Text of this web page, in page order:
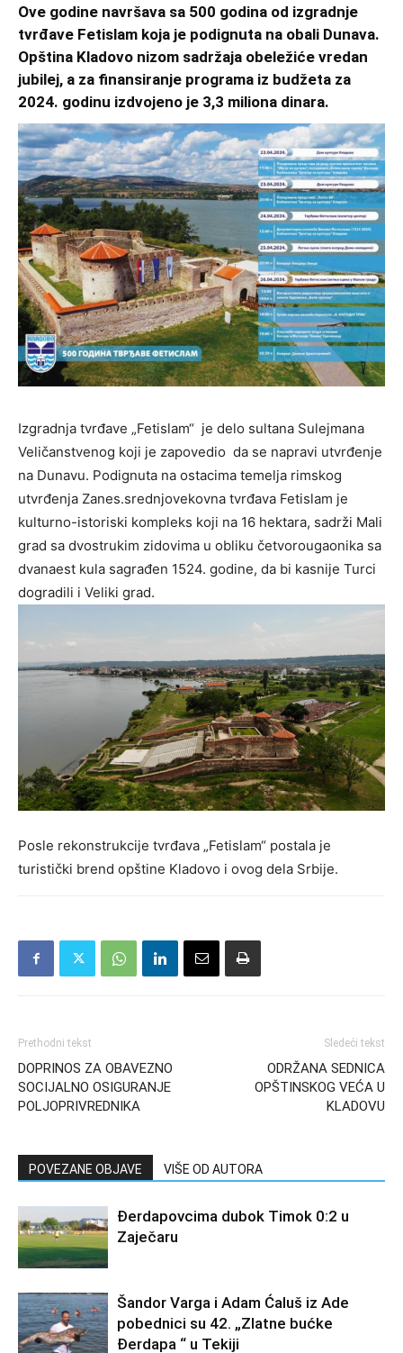
Ove godine navršava sa 500 godina od izgradnje
tvrđave Fetislam koja je podignuta na obali Dunava.
Opština Kladovo nizom sadržaja obeležiće vredan
jubilej, a za finansiranje programa iz budžeta za
2024. godinu izdvojeno je 3,3 miliona dinara.
Izgradnja tvrđave „Fetislam“ je delo sultana Sulejmana
Veličanstvenog koji je zapovedio da se napravi utvrđenje
na Dunavu. Podignuta na ostacima temelja rimskog
utvrđenja Zanes.srednjovekovna tvrđava Fetislam je
kulturno-istoriski kompleks koji na 16 hektara, sadrži Mali
grad sa dvostrukim zidovima u obliku četvorougaonika sa
dvanaest kula sagrađen 1524. godine, da bi kasnije Turci
dogradili i Veliki grad.
Posle rekonstrukcije tvrđava „Fetislam“ postala je
turistički brend opštine Kladovo i ovog dela Srbije.
Prethodni tekst
DOPRINOS ZA OBAVEZNO
SOCIJALNO OSIGURANJE
POLJOPRIVREDNIKA
Sledeći tekst
ODRŽANA SEDNICA
OPŠTINSKOG VEĆA U
KLADOVU
POVEZANE OBJAVE VIŠE OD AUTORA
Đerdapovcima dubok Timok 0:2 u
Zaječaru
Šandor Varga i Adam Ćaluš iz Ade
pobednici su 42. „Zlatne bućke
Đerdapa “ u Tekiji